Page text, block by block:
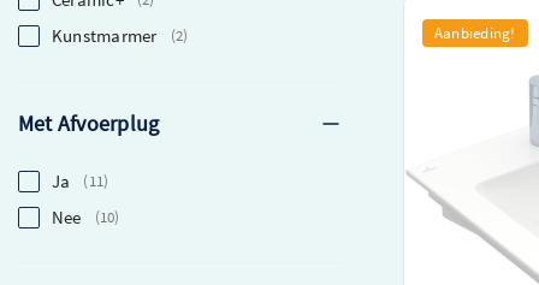
Kunstmarmer 2
Met Afvoerplug
Ja 11
Nee 10
Aanbieding!
Villeroy & Boch
60x50cm – 1
Uitmuntende
Stijlvol en
High-tech
onderhoud